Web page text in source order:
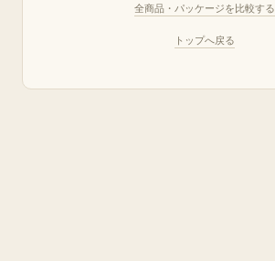
全商品・パッケージを比較する
トップへ戻る